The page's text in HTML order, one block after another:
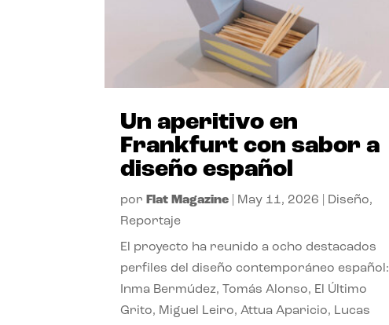
Un aperitivo en
Frankfurt con sabor a
diseño español
por Flat Magazine May 11, 2026 Diseño,
Reportaje
El proyecto ha reunido a ocho destacados
perfiles del diseño contemporáneo español:
Inma Bermúdez, Tomás Alonso, El Último
Grito, Miguel Leiro, Attua Aparicio, Lucas